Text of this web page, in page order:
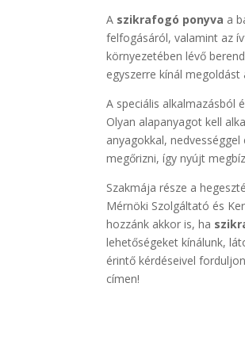
A szikrafogó ponyva a
felfogásáról, valamint az
környezetében lévő
egyszerre kínál
A speciális alkalmazásból
Olyan alapanyagot kell
anyagokkal,
megőrizni, így nyújt
Szakmája része a
Mérnöki Szolgáltató és
hozzánk akkor is, ha
lehetőségeket kínálunk,
érintő kérdéseivel
címen!